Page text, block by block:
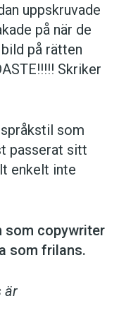
uppskruvade
på när de
på rätten
Skriker
som
passerat sitt
enkelt inte
som copy­writer
som frilans.
är